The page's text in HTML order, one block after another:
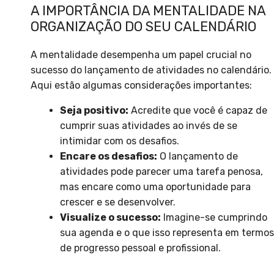
A IMPORTÂNCIA DA MENTALIDADE NA
ORGANIZAÇÃO DO SEU CALENDÁRIO
A mentalidade desempenha um papel crucial no
sucesso do lançamento de atividades no calendário.
Aqui estão algumas considerações importantes:
Seja positivo: Acredite que você é capaz de
cumprir suas atividades ao invés de se
intimidar com os desafios.
Encare os desafios: O lançamento de
atividades pode parecer uma tarefa penosa,
mas encare como uma oportunidade para
crescer e se desenvolver.
Visualize o sucesso: Imagine-se cumprindo
sua agenda e o que isso representa em termos
de progresso pessoal e profissional.